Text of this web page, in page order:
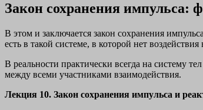
Закон сохранения импульса:
В этом и заключается закон сохранения
есть в такой системе, в которой нет
В реальности практически всегда на систему
между всеми участниками взаимодействия.
Лекция 10. Закон сохранения импульса и